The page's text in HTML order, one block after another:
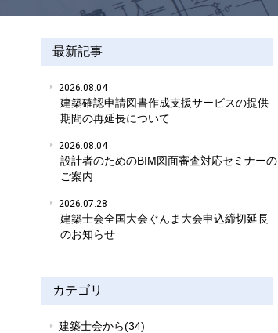
最新記事
2026.08.04
建築確認申請図書作成支援サービスの提供
期間の再延長について
2026.08.04
設計者のためのBIM図面審査対応セミナーの
ご案内
2026.07.28
建築士会全国大会ぐんま大会申込締切延長
のお知らせ
カテゴリ
建築士会から(34)